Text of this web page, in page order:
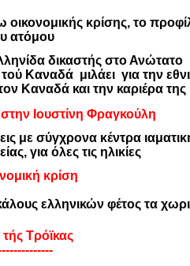
οικονομικής κρίσης, το
ατόμου
δικαστής στο Ανώτατο
Καναδά μιλάει για την
Καναδά και την καριέρα της
Ιουστίνη Φραγκούλη
με σύγχρονα κέντρα
για όλες τις ηλικίες
κρίση
ελληνικών φέτος τα
Τρόϊκας